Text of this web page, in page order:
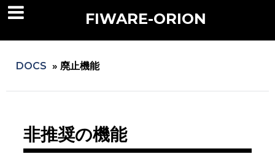
FIWARE-ORION
DOCS » 廃止機能
非推奨の機能